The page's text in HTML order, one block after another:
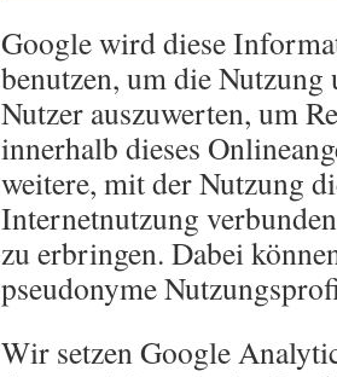
Google wird diese
benutzen, um die Nutzung
Nutzer auszuwerten, um
innerhalb dieses
weitere, mit der Nutzung
Internetnutzung
zu erbringen. Dabei
pseudonyme
Wir setzen Google